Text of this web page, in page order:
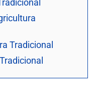
Tradicional